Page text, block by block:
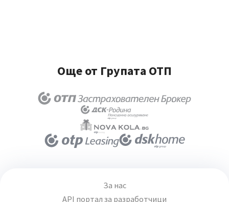
Още от Групата ОТП
За нас
API портал за разработчици